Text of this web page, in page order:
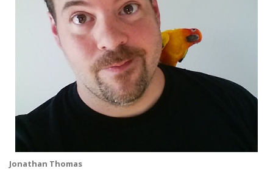
Jonathan Thomas